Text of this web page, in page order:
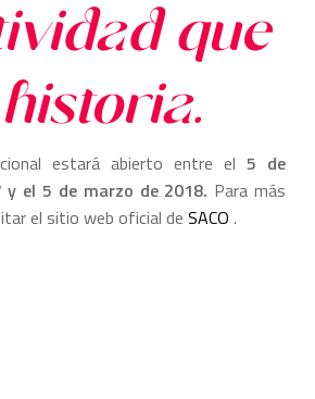
que
estará abierto entre el5 de
y el 5 de marzo de 2018. Para más
el sitio web oficial de SACO .